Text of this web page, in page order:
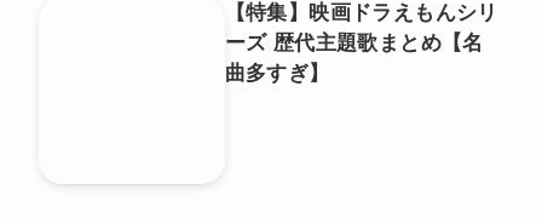
【特集】映画ドラえもんシリ
ーズ 歴代主題歌まとめ【名
曲多すぎ】